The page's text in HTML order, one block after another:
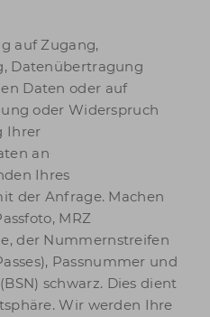
auf Zugang,
Datenübertragung
Daten oder auf
oder Widerspruch
Ihrer
an
Ihres
der Anfrage. Machen
MRZ
der Nummernstreifen
Passnummer und
schwarz. Dies dient
Wir werden Ihre